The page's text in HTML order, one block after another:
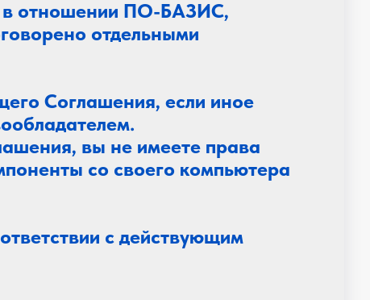
в отношении ПО-БАЗИС,
отдельными
Соглашения, если иное
вы не имеете права
со своего компьютера
с действующим